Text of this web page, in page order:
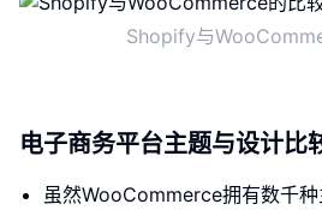
Shopify与
电子商务平台主题与设计比
虽然WooCommerce拥有数千